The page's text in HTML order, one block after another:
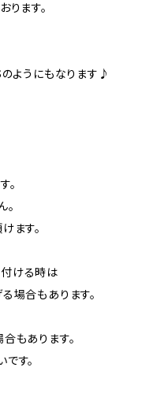
ります。
のようにもなります♪
。
ます。
ける時は
場合もあります。
もあります。
す。